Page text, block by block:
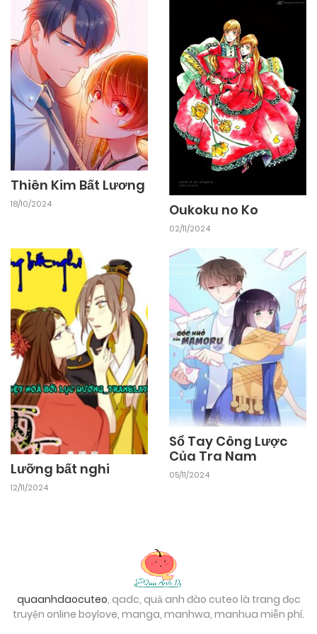
Chapter 5.1 25/09/2024
Chapter 4.2 25/09/2024
Chapter 4.1 25/09/2024
Chapter 3.2 25/09/2024
Chapter 2.2 25/09/2024
Chapter 2.1 25/09/2024
Chapter 1.2 25/09/2024
Chapter 1.1 25/09/2024
Thiên Kim Bất Lương
18/10/2024 Oukoku no Ko
02/11/2024
Lưỡng bất nghi
12/11/2024
Sổ Tay Công Lược
Của Tra Nam
05/11/2024
quaanhdaocuteo, qadc, quả anh đào cuteo là trang đọc
truyện online boylove, manga, manhwa, manhua miễn phí.